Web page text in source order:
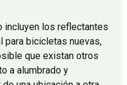
incluyen los reflectantes
para bicicletas nuevas,
que existan otros
a alumbrado y